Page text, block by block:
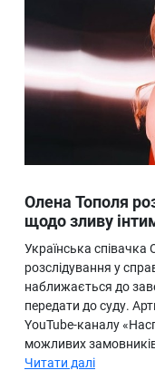
Олена Тополя
щодо зливу
Українська
розслідування у
наближається до
передати до суду.
YouTube-каналу
можливих
Читати далі